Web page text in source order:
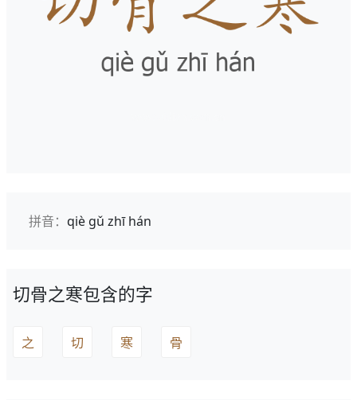
拼音： qiè gǔ zhī hán
切骨之寒包含的字
之 切 寒 骨